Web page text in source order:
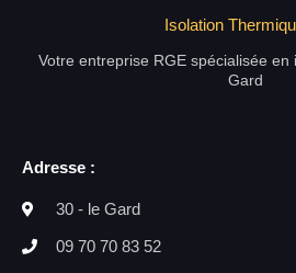
Isolation
Votre entreprise RGE spécialisée
Gard
Adresse :
30 - le Gard
09 70 70 83 52